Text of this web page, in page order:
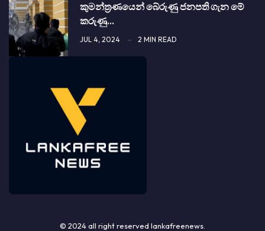
කුමන්ත්‍රණයෙන් බේරුණු ජනපති ගැන මේ
කරුණු…
JUL 4, 2024 2 MIN READ
© 2024 all right reserved lankafreenews.